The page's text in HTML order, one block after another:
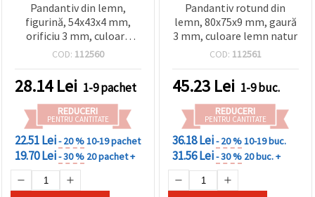
Pandantiv din lemn,
figurină, 54x43x4 mm,
orificiu 3 mm, culoare
lemn natur – set 4 buc.
COD: 112560
28.14Lei 1-9 pachet
REDUCERI
PENTRU CANTITATE
22.51 Lei- 20 %10-19 pachet
19.70 Lei- 30 % 20 pachet +
Pandantiv rotund din
lemn, 80x75x9 mm, gaură
3 mm, culoare lemn natur
COD: 112561
45.23 Lei 1-9 buc.
REDUCERI
PENTRU CANTITATE
36.18 Lei- 20 %10-19 buc.
31.56 Lei- 30 % 20 buc. +